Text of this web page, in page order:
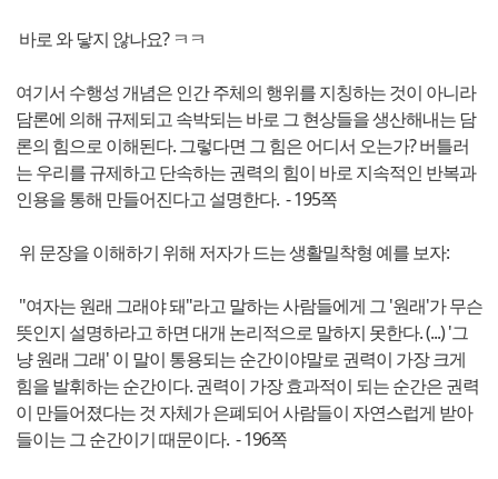
바로 와 닿지 않나요? ㅋㅋ
여기서 수행성 개념은 인간 주체의 행위를 지칭하는 것이 아니라
담론에 의해 규제되고 속박되는 바로 그 현상들을 생산해내는 담
론의 힘으로 이해된다. 그렇다면 그 힘은 어디서 오는가? 버틀러
는 우리를 규제하고 단속하는 권력의 힘이 바로 지속적인 반복과
인용을 통해 만들어진다고 설명한다. - 195쪽
위 문장을 이해하기 위해 저자가 드는 생활밀착형 예를 보자:
"여자는 원래 그래야 돼"라고 말하는 사람들에게 그 '원래'가 무슨
뜻인지 설명하라고 하면 대개 논리적으로 말하지 못한다. (...) '그
냥 원래 그래' 이 말이 통용되는 순간이야말로 권력이 가장 크게
힘을 발휘하는 순간이다. 권력이 가장 효과적이 되는 순간은 권력
이 만들어졌다는 것 자체가 은폐되어 사람들이 자연스럽게 받아
들이는 그 순간이기 때문이다. - 196쪽